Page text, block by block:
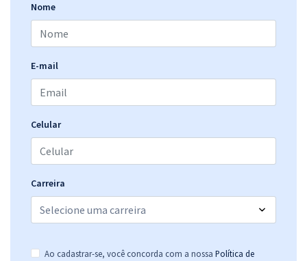
Nome
E-mail
Celular
Carreira
Ao cadastrar-se, você concorda com a nossa Política de